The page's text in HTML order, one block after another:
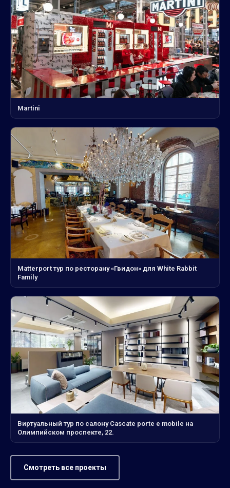
Martini
Matterport тур по ресторану «Гвидон» для White Rabbit
Family
Виртуальный тур по салону Cascate porte e mobile на
Олимпийском проспекте, 22.
Смотреть все проекты